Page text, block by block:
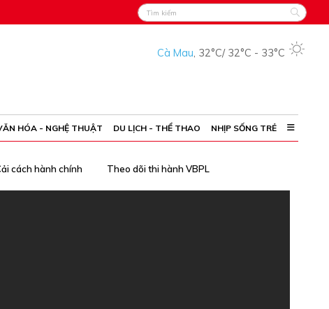
Cà Mau, 32°C/ 32°C - 33°C
HÓA - NGHỆ THUẬT DU LỊCH - THỂ THAO NHỊP SỐNG TRẺ
cách hành chính Theo dõi thi hành VBPL